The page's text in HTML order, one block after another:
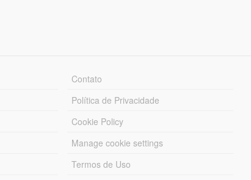
Contato
Política de Privacidade
Cookie Policy
Manage cookie settings
Termos de Uso